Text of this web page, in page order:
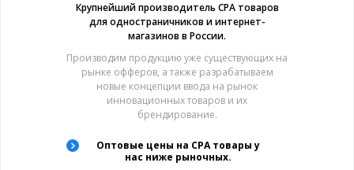
Крупнейший производитель CPA товаров
для одностраничников и интернет-
магазинов в России.
Производим продукцию уже существующих на
рынке офферов, а также разрабатываем
новые концепции ввода на рынок
инновационных товаров и их
брендирование.
Оптовые цены на CPA товары у
нас ниже рыночных.